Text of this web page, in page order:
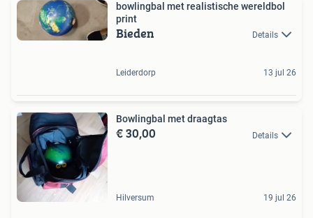
bowlingbal met realistische wereldbol
print
Bieden Details
Leiderdorp 13 jul 26
Bowlingbal met draagtas
€ 30,00 Details
Hilversum 19 jul 26